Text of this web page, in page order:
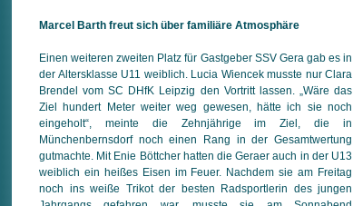
Marcel Barth freut sich über familiäre Atmosphäre
Einen weiteren zweiten Platz für Gastgeber SSV Gera gab es in
der Altersklasse U11 weiblich. Lucia Wiencek musste nur Clara
Brendel vom SC DHfK Leipzig den Vortritt lassen. „Wäre das
Ziel hundert Meter weiter weg gewesen, hätte ich sie noch
eingeholt“, meinte die Zehnjährige im Ziel, die in
Münchenbernsdorf noch einen Rang in der Gesamtwertung
gutmachte. Mit Enie Böttcher hatten die Geraer auch in der U13
weiblich ein heißes Eisen im Feuer. Nachdem sie am Freitag
noch ins weiße Trikot der besten Radsportlerin des jungen